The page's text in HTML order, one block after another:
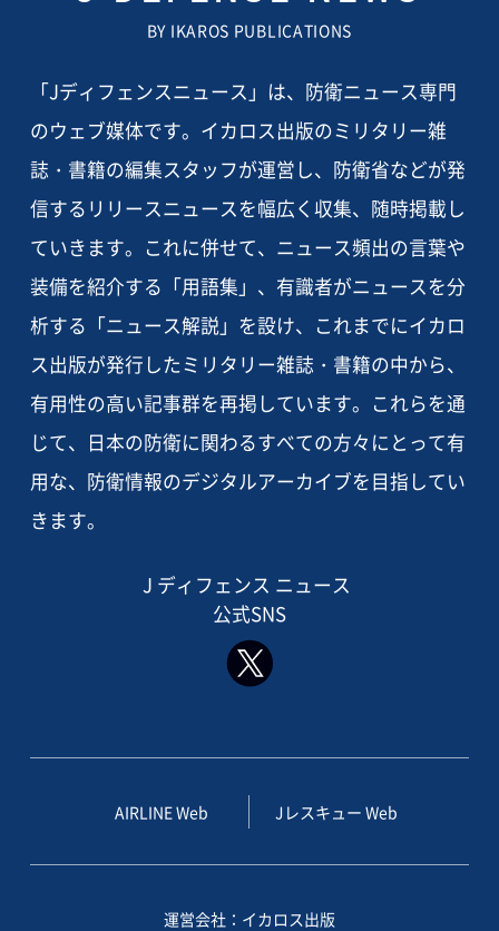
BY IKAROS PUBLICATIONS
「Jディフェンスニュース」は、防衛ニュース専門
のウェブ媒体です。イカロス出版のミリタリー雑
誌・書籍の編集スタッフが運営し、防衛省などが発
信するリリースニュースを幅広く収集、随時掲載し
ていきます。これに併せて、ニュース頻出の言葉や
装備を紹介する「用語集」、有識者がニュースを分
析する「ニュース解説」を設け、これまでにイカロ
ス出版が発行したミリタリー雑誌・書籍の中から、
有用性の高い記事群を再掲しています。これらを通
じて、日本の防衛に関わるすべての方々にとって有
用な、防衛情報のデジタルアーカイブを目指してい
きます。
J ディフェンス ニュース
公式SNS
AIRLINE Web Jレスキュー Web
運営会社：イカロス出版